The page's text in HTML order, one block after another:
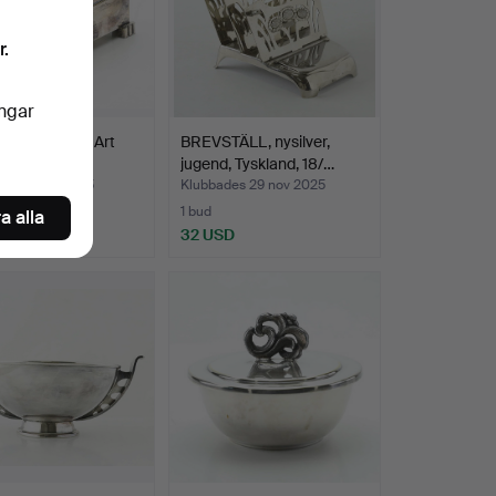
Nysilver, Art
8 dec 2025
BREVSTÄLL, nysilver,
jugend, Tyskland, 18/…
Klubbades 29 nov 2025
1 bud
32 USD
alla